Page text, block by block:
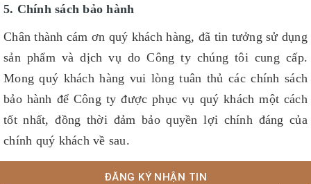
5. Chính sách bảo hành
Chân thành cám ơn quý khách hàng, đã tin tưởng sử dụng
sản phẩm và dịch vụ do Công ty chúng tôi cung cấp.
Mong quý khách hàng vui lòng tuân thủ các chính sách
bảo hành để Công ty được phục vụ quý khách một cách
tốt nhất, đồng thời đảm bảo quyền lợi chính đáng của
chính quý khách về sau.
ĐĂNG KÝ NHẬN TIN